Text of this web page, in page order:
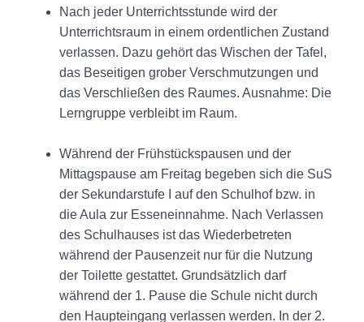
Nach jeder Unterrichtsstunde wird der
Unterrichtsraum in einem ordentlichen Zustand
verlassen. Dazu gehört das Wischen der Tafel,
das Beseitigen grober Verschmutzungen und
das Verschließen des Raumes. Ausnahme: Die
Lerngruppe verbleibt im Raum.
Während der Frühstückspausen und der
Mittagspause am Freitag begeben sich die SuS
der Sekundarstufe I auf den Schulhof bzw. in
die Aula zur Esseneinnahme. Nach Verlassen
des Schulhauses ist das Wiederbetreten
während der Pausenzeit nur für die Nutzung
der Toilette gestattet. Grundsätzlich darf
während der 1. Pause die Schule nicht durch
den Haupteingang verlassen werden. In der 2.